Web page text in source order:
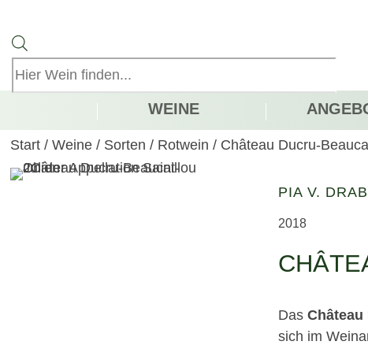
search
WEINE
Start /Weine / Sorten / Rotwein / Château Ducru-
PIA V.
2018
Das
sich im